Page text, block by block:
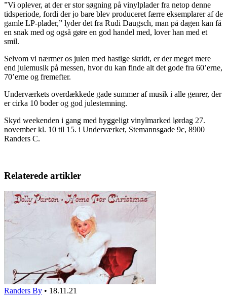
”Vi oplever, at der er stor søgning på vinylplader fra netop denne
tidsperiode, fordi der jo bare blev produceret færre eksemplarer af de
gamle LP-plader,” lyder det fra Rudi Daugsch, man på dagen kan få
en snak med og også gøre en god handel med, lover han med et
smil.
Selvom vi nærmer os julen med hastige skridt, er der meget mere
end julemusik på messen, hvor du kan finde alt det gode fra 60’erne,
70’erne og fremefter.
Underværkets overdækkede gade summer af musik i alle genrer, der
er cirka 10 boder og god julestemning.
Skyd weekenden i gang med hyggeligt vinylmarked lørdag 27.
november kl. 10 til 15. i Underværket, Stemannsgade 9c, 8900
Randers C.
Relaterede artikler
Randers By • 18.11.21